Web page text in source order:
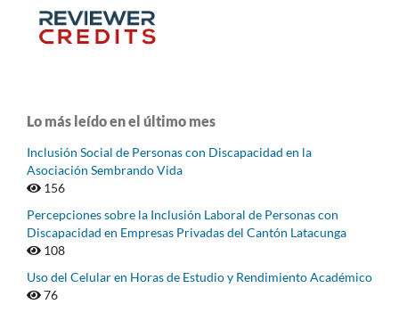
Lo más leído en el último mes
Inclusión Social de Personas con Discapacidad en la
Asociación Sembrando Vida
156
Percepciones sobre la Inclusión Laboral de Personas con
Discapacidad en Empresas Privadas del Cantón Latacunga
108
Uso del Celular en Horas de Estudio y Rendimiento Académico
76